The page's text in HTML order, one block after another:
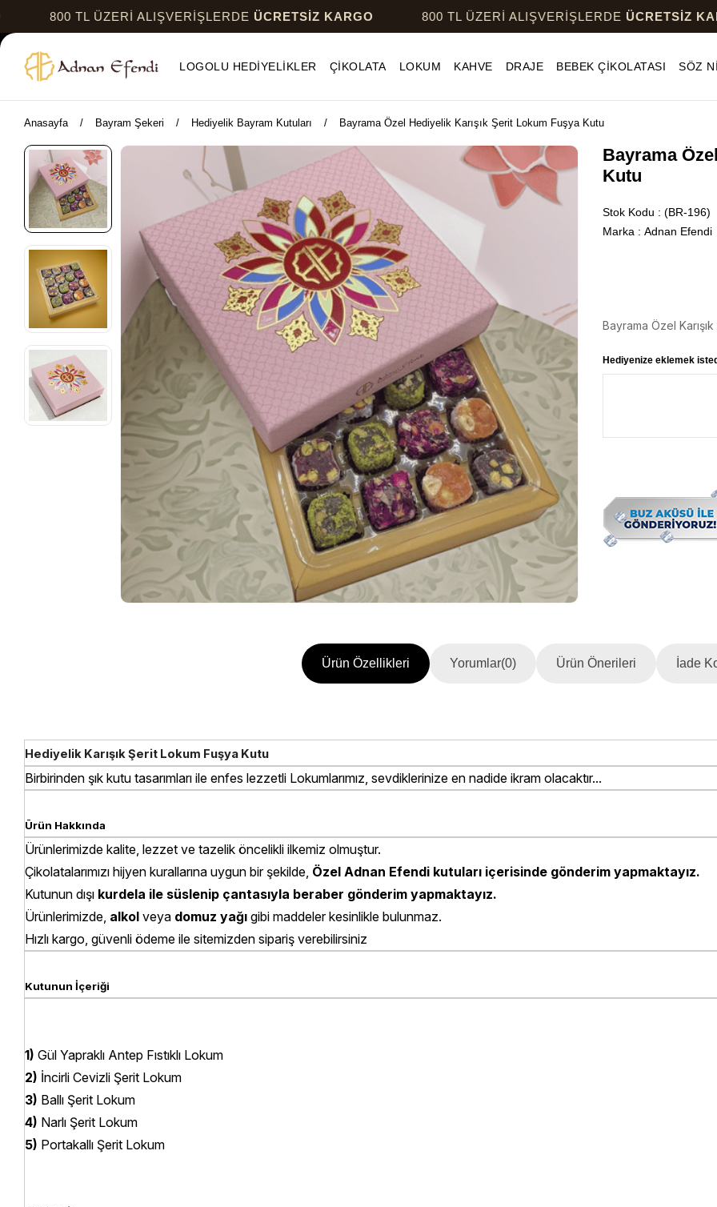
TL ÜZERİ ALIŞVERİŞLERDEÜCRETSİZ KARGO 800 TL ÜZERİ ALIŞVERİŞLERDEÜCRETSİZ KARGO
LOGOLU HEDİYELİKLER ÇİKOLATA LOKUM KAHVE DRAJE BEBEK ÇİKOLATASI SÖZ
Anasayfa Bayram Şekeri Hediyelik Bayram Kutuları Bayrama Özel Hediyelik Karışık Şerit Lokum Fuşya Kutu
Bayrama
Kutu
Stok Kodu
(BR-196)
Marka : Adnan Efendi
Bayrama Özel
Hediyenize eklemek
Ürün Özellikleri Yorumlar(0) Ürün Önerileri İade
Hediyelik Karışık Şerit Lokum Fuşya Kutu
Birbirinden şık kutu tasarımları ile enfes lezzetli Lokumlarımız, sevdiklerinize en nadide ikram olacaktır...
Ürün Hakkında
Ürünlerimizde kalite, lezzet ve tazelik öncelikli ilkemiz olmuştur.
Çikolatalarımızı hijyen kurallarına uygun bir şekilde, Özel Adnan Efendi kutuları içerisinde gönderim yapmaktayız.
Kutunun dışı kurdela ile süslenip çantasıyla beraber gönderim yapmaktayız.
Ürünlerimizde, alkol veya domuz yağı gibi maddeler kesinlikle bulunmaz.
Hızlı kargo, güvenli ödeme ile sitemizden sipariş verebilirsiniz
Kutunun İçeriği
1) Gül Yapraklı Antep Fıstıklı Lokum
2) İncirli Cevizli Şerit Lokum
3) Ballı Şerit Lokum
4) Narlı Şerit Lokum
5) Portakallı Şerit Lokum